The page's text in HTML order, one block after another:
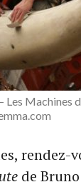
Machines
rendez-
de